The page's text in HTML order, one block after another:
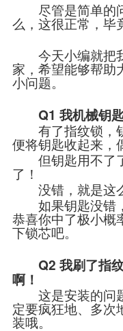
尽管是简单的
么，这很正常，毕
今天小编就把
家，希望能够帮助
小问题。
Q1我机械钥
有了指纹锁，
便将钥匙收起来，
但钥匙用不了
了！
没错，就是这
如果钥匙没错
恭喜你中了极小概
下锁芯吧。
Q2我刷了指
啊！
这是安装的问
定要疯狂地、多次
装哦。